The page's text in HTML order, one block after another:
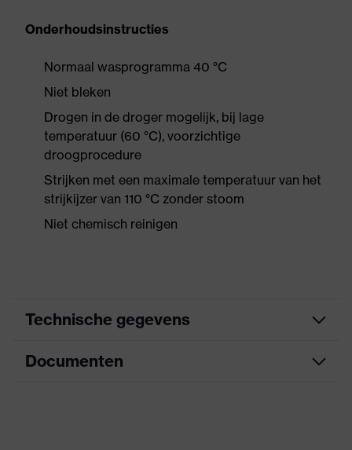
Onderhoudsinstructies
Normaal wasprogramma 40 °C
Niet bleken
Drogen in de droger mogelijk, bij lage
temperatuur (60 °C), voorzichtige
droogprocedure
Strijken met een maximale temperatuur van het
strijkijzer van 110 °C zonder stoom
Niet chemisch reinigen
Technische gegevens
Zoek kleur (filter)
Documenten